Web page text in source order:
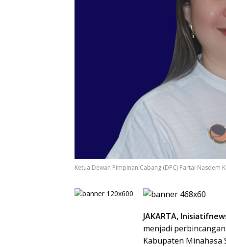
Ketua Dewan Pimpinan Cabang (DPC) Partai
JAKARTA,
menjadi
Kabupaten Minahasa